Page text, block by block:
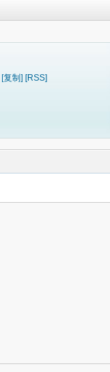
[复制] [RSS]